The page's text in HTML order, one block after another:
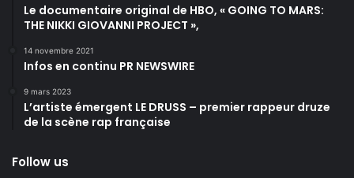
Le documentaire original de HBO, « GOING TO MARS:
THE NIKKI GIOVANNI PROJECT »,
14 novembre 2021
Infos en continu PR NEWSWIRE
9 mars 2023
L’artiste émergent LE DRUSS – premier rappeur druze
de la scène rap française
Follow us